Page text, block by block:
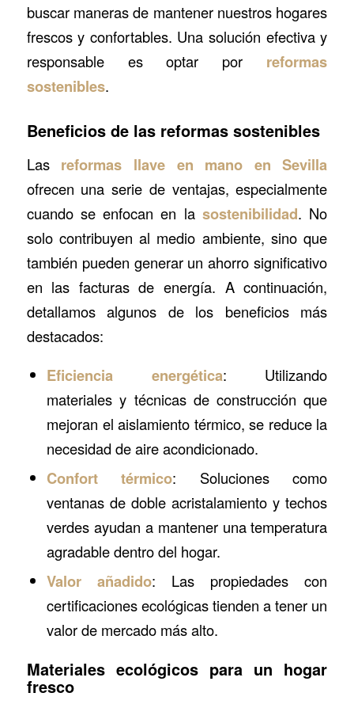
buscar maneras de mantener nuestros hogares
frescos y confortables. Una solución efectiva y
responsable es optar por reformas
sostenibles.
Beneficios de las reformas sostenibles
Las reformas llave en mano en Sevilla
ofrecen una serie de ventajas, especialmente
cuando se enfocan en lasostenibilidad. No
solo contribuyen al medio ambiente, sino que
también pueden generar un ahorro significativo
en las facturas de energía. A continuación,
detallamos algunos de los beneficios más
destacados:
Eficiencia energética: Utilizando
materiales y técnicas de construcción que
mejoran el aislamiento térmico, se reduce la
necesidad de aire acondicionado.
Confort térmico: Soluciones como
ventanas de doble acristalamiento y techos
verdes ayudan a mantener una temperatura
agradable dentro del hogar.
Valor añadido: Las propiedades con
certificaciones ecológicas tienden a tener un
valor de mercado más alto.
Materiales ecológicos para un hogar
fresco